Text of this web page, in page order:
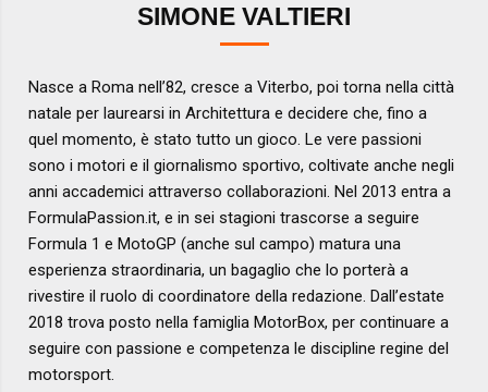
SIMONE VALTIERI
Nasce a Roma nell’82, cresce a Viterbo, poi torna nella città
natale per laurearsi in Architettura e decidere che, fino a
quel momento, è stato tutto un gioco. Le vere passioni
sono i motori e il giornalismo sportivo, coltivate anche negli
anni accademici attraverso collaborazioni. Nel 2013 entra a
FormulaPassion.it, e in sei stagioni trascorse a seguire
Formula 1 e MotoGP (anche sul campo) matura una
esperienza straordinaria, un bagaglio che lo porterà a
rivestire il ruolo di coordinatore della redazione. Dall’estate
2018 trova posto nella famiglia MotorBox, per continuare a
seguire con passione e competenza le discipline regine del
motorsport.